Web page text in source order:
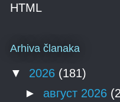
HTML
Arhiva članaka
▼ 2026 (181)
► август 2026